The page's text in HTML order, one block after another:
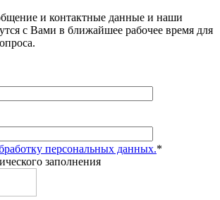
и контактные данные и наши
с Вами в ближайшее рабочее время для
персональных данных.*
заполнения